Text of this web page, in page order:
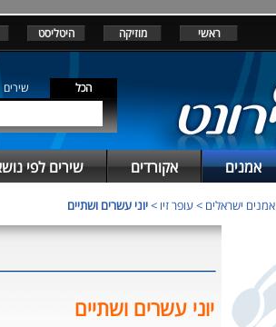
ראשי מוזיקה היטליסט
הכל שירים
אמנים אקורדים שירים לפי
אמנים ישראלים >עופר זיו >יוני עשרים ושתיים
יוני עשרים ושתיים